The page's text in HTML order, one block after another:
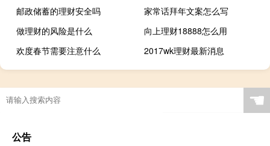
邮政储蓄的理财安全吗
家常话拜年文案怎么写
做理财的风险是什么
向上理财18888怎么用
欢度春节需要注意什么
2017wk理财最新消息
☚
公告